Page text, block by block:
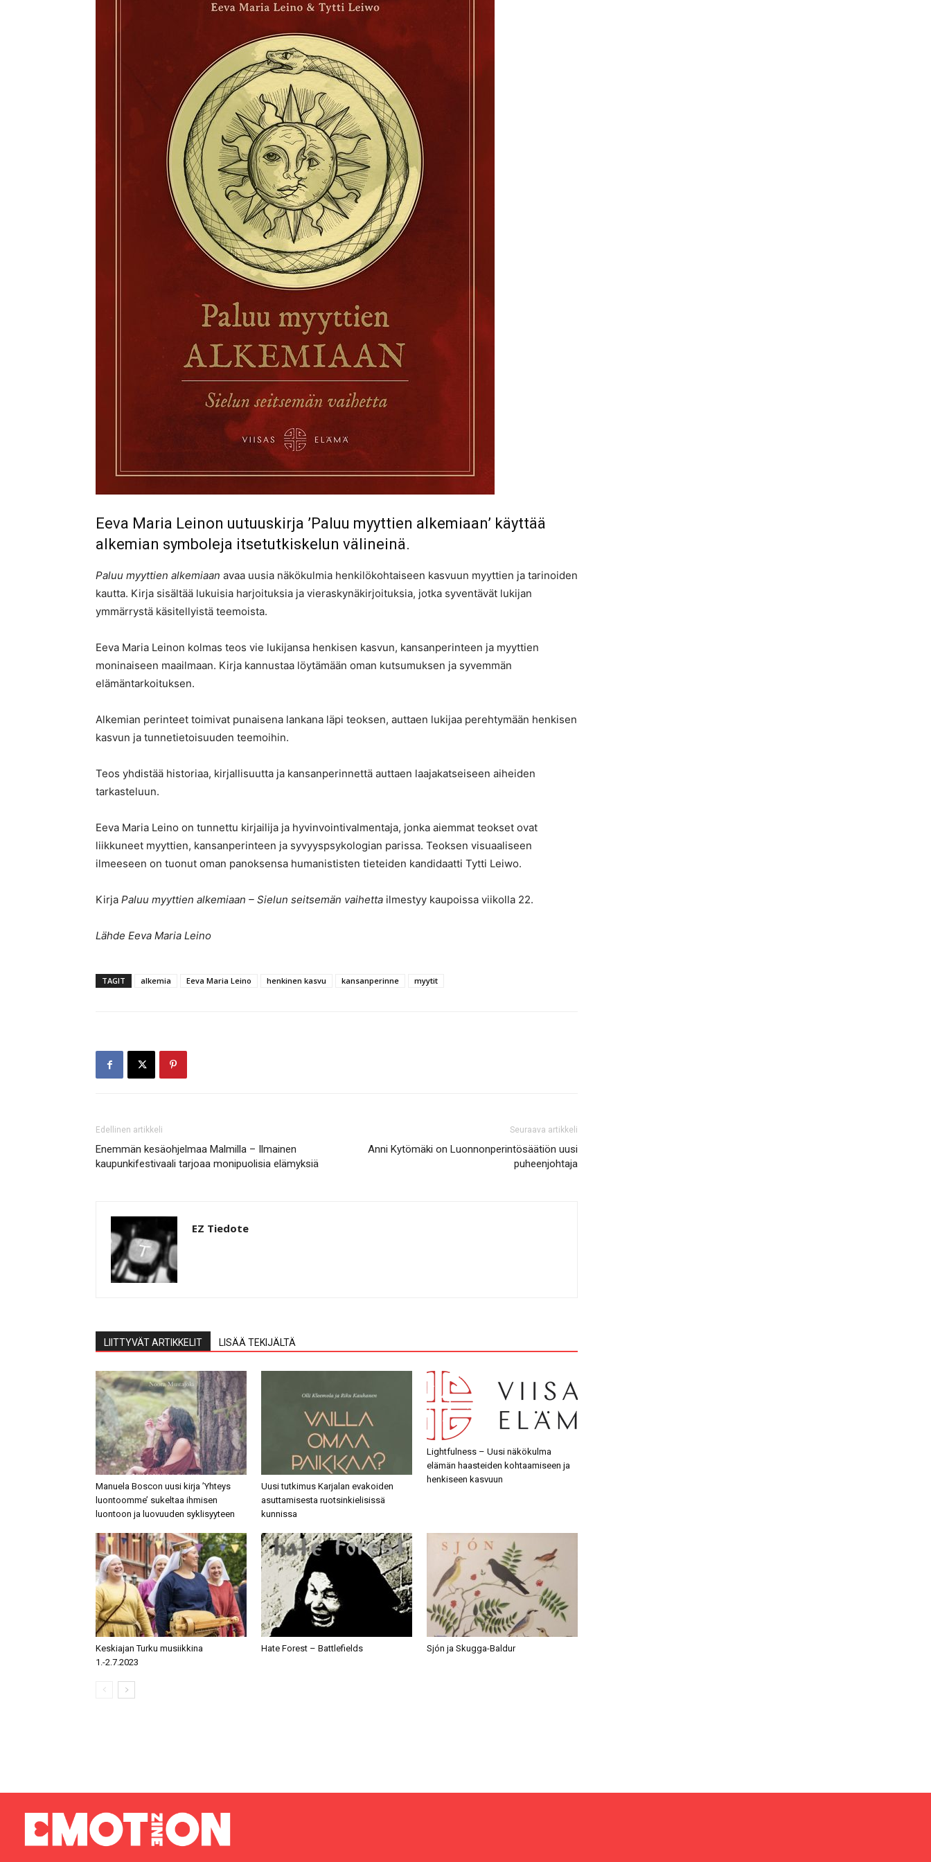
Eeva Maria Leinon uutuuskirja ’Paluu myyttien alkemiaan’ käyttää
alkemian symboleja itsetutkiskelun välineinä.
Paluu myyttien alkemiaan avaa uusia näkökulmia henkilökohtaiseen kasvuun myyttien ja tarinoiden
kautta. Kirja sisältää lukuisia harjoituksia ja vieraskynäkirjoituksia, jotka syventävät lukijan
ymmärrystä käsitellyistä teemoista.
Eeva Maria Leinon kolmas teos vie lukijansa henkisen kasvun, kansanperinteen ja myyttien
moninaiseen maailmaan. Kirja kannustaa löytämään oman kutsumuksen ja syvemmän
elämäntarkoituksen.
Alkemian perinteet toimivat punaisena lankana läpi teoksen, auttaen lukijaa perehtymään henkisen
kasvun ja tunnetietoisuuden teemoihin.
Teos yhdistää historiaa, kirjallisuutta ja kansanperinnettä auttaen laajakatseiseen aiheiden
tarkasteluun.
Eeva Maria Leino on tunnettu kirjailija ja hyvinvointivalmentaja, jonka aiemmat teokset ovat
liikkuneet myyttien, kansanperinteen ja syvyyspsykologian parissa. Teoksen visuaaliseen
ilmeeseen on tuonut oman panoksensa humanististen tieteiden kandidaatti Tytti Leiwo.
Kirja Paluu myyttien alkemiaan – Sielun seitsemän vaihetta ilmestyy kaupoissa viikolla 22.
Lähde Eeva Maria Leino
TAGIT alkemia Eeva Maria Leino henkinen kasvu kansanperinne myytit
Edellinen artikkeli
Enemmän kesäohjelmaa Malmilla – Ilmainen
kaupunkifestivaali tarjoaa monipuolisia elämyksiä
Seuraava artikkeli
Anni Kytömäki on Luonnonperintösäätiön uusi
puheenjohtaja
EZ Tiedote
LIITTYVÄT ARTIKKELIT LISÄÄ TEKIJÄLTÄ
Manuela Boscon uusi kirja ’Yhteys
luontoomme’ sukeltaa ihmisen
luontoon ja luovuuden syklisyyteen
Uusi tutkimus Karjalan evakoiden
asuttamisesta ruotsinkielisissä
kunnissa
Lightfulness – Uusi näkökulma
elämän haasteiden kohtaamiseen ja
henkiseen kasvuun
Keskiajan Turku musiikkina
1.-2.7.2023
Hate Forest – Battlefields Sjón ja Skugga-Baldur